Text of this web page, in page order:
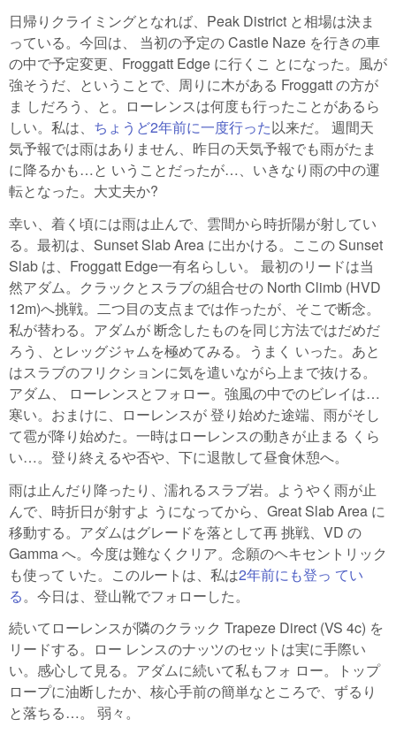
日帰りクライミングとなれば、Peak District と相場は決ま
っている。今回は、 当初の予定の Castle Naze を行きの車
の中で予定変更、Froggatt Edge に行くこ とになった。風が
強そうだ、ということで、周りに木がある Froggatt の方が
ま しだろう、と。ローレンスは何度も行ったことがあるら
しい。私は、 ちょうど2年前に一度行った以来だ。 週間天
気予報では雨はありません、昨日の天気予報でも雨がたま
に降るかも…と いうことだったが…、いきなり雨の中の運
転となった。大丈夫か?
幸い、着く頃には雨は止んで、雲間から時折陽が射してい
る。最初は、Sunset Slab Area に出かける。ここの Sunset
Slab は、Froggatt Edge一有名らしい。 最初のリードは当
然アダム。クラックとスラブの組合せの North Climb (HVD
12m)へ挑戦。二つ目の支点までは作ったが、そこで断念。
私が替わる。アダムが 断念したものを同じ方法ではだめだ
ろう、とレッグジャムを極めてみる。うまく いった。あと
はスラブのフリクションに気を遣いながら上まで抜ける。
アダム、 ローレンスとフォロー。強風の中でのビレイは…
寒い。おまけに、ローレンスが 登り始めた途端、雨がそし
て雹が降り始めた。一時はローレンスの動きが止まる くら
い…。登り終えるや否や、下に退散して昼食休憩へ。
雨は止んだり降ったり、濡れるスラブ岩。ようやく雨が止
んで、時折日が射すよ うになってから、Great Slab Area に
移動する。アダムはグレードを落として再 挑戦、VD の
Gamma へ。今度は難なくクリア。念願のヘキセントリック
も使って いた。このルートは、私は2年前にも登っ てい
る。今日は、登山靴でフォローした。
続いてローレンスが隣のクラック Trapeze Direct (VS 4c) を
リードする。ロー レンスのナッツのセットは実に手際い
い。感心して見る。アダムに続いて私もフォ ロー。トップ
ロープに油断したか、核心手前の簡単なところで、ずるり
と落ちる…。 弱々。